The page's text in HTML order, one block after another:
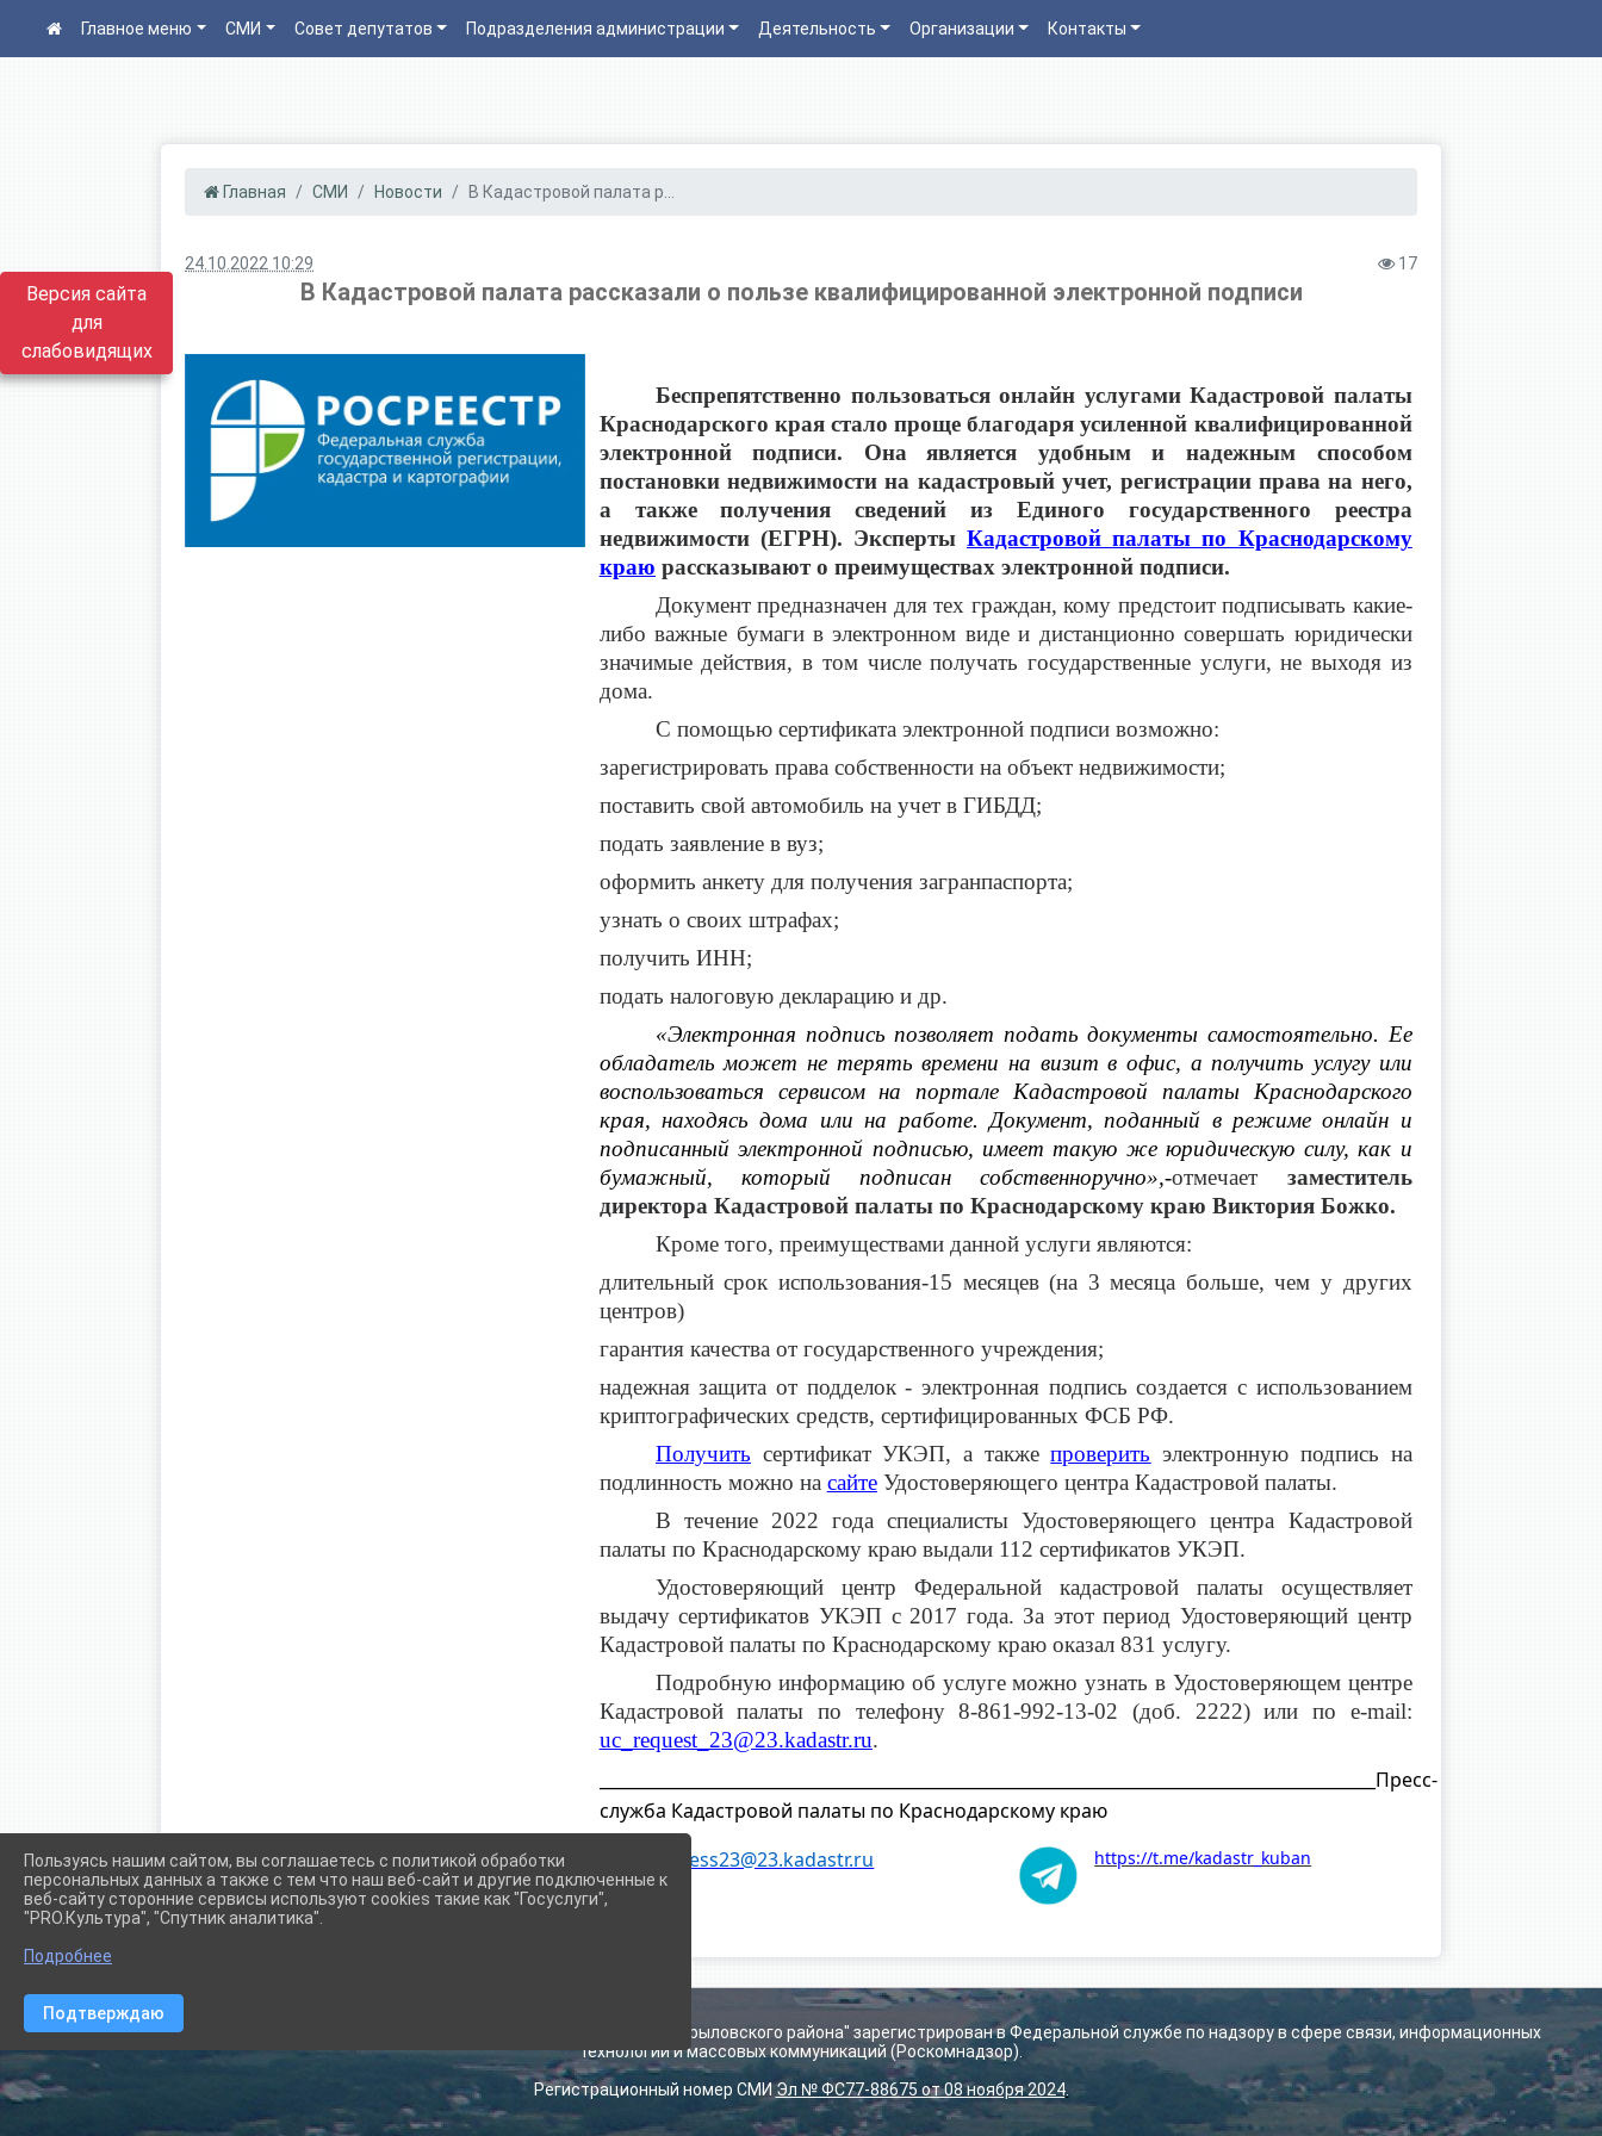
Версия сайта
для
слабовидящих
Главное меню СМИ Совет депутатов Подразделения администрации Деятельность Организации Контакты
Главная СМИ Новости В Кадастровой палата р...
24.10.2022 10:29 17
В Кадастровой палата рассказали о пользе квалифицированной электронной подписи
Беспрепятственно пользоваться онлайн услугами Кадастровой палаты
Краснодарского края стало проще благодаря усиленной квалифицированной
электронной подписи. Она
является удобным и надежным способом
постановки недвижимости на кадастровый учет, регистрации права на него,
а также получения сведений из Единого государственного реестра
недвижимости (ЕГРН). ЭкспертыКадастровой палаты по Краснодарскому
краю рассказывают о преимуществах электронной подписи.
Документ предназначен для тех граждан, кому предстоит подписывать какие-
либо важные бумаги в электронном виде и дистанционно совершать юридически
значимые действия, в том числе получать государственные услуги, не выходя из
дома.
С помощью сертификата электронной подписи возможно:
зарегистрировать права собственности на объект недвижимости;
поставить свой автомобиль на учет в ГИБДД;
подать заявление в вуз;
оформить анкету для получения загранпаспорта;
узнать о своих штрафах;
получить ИНН;
подать налоговую декларацию и др.
«Электронная подпись позволяет подать документы самостоятельно. Ее
обладатель может не терять времени на визит в офис, а получить услугу или
воспользоваться сервисом на портале Кадастровой палаты Краснодарского
края, находясь дома или на работе. Документ, поданный в режиме онлайн и
подписанный электронной подписью, имеет такую же юридическую силу, как и
бумажный, который подписан собственноручно»,-отмечает заместитель
директора Кадастровой палаты по Краснодарскому краю Виктория Божко.
Кроме того, преимуществами данной услуги являются:
длительный срок использования-15 месяцев (на 3 месяца больше, чем у других
центров)
гарантия качества от государственного учреждения;
надежная защита от подделок - электронная подпись создается с использованием
криптографических средств, сертифицированных ФСБ РФ.
Получить сертификат УКЭП, а такжепроверить электронную подпись на
подлинность можно на сайтеУдостоверяющего центра Кадастровой палаты.
В течение 2022 года специалисты Удостоверяющего центра Кадастровой
палаты по Краснодарскому краю выдали 112 сертификатов УКЭП.
Удостоверяющий центр Федеральной кадастровой палаты осуществляет
выдачу сертификатов УКЭП с 2017 года. За этот период Удостоверяющий центр
Кадастровой палаты по Краснодарскому краю оказал 831 услугу.
Подробную информацию об услуге можно узнать в Удостоверяющем центре
Кадастровой палаты по телефону 8-861-992-13-02 (доб. 2222) или по e-mail:
uc_request_23@23.kadastr.ru.
_____________________________________________________________________________________________Пресс-
служба Кадастровой палаты по Краснодарскому краю
press23@23.kadastr.ru
https://t.me/kadastr_kuban
Сетевое издание (сайт) "Администрации Крыловского сельского поселения Крыловского района" зарегистрирован в Федеральной службе по надзору в сфере связи, информационных
технологий и массовых коммуникаций (Роскомнадзор).
Регистрационный номер СМИЭл № ФС77-88675 от 08 ноября 2024.
Пользуясь нашим сайтом, вы соглашаетесь с политикой обработки
персональных данных а также с тем что наш веб-сайт и другие подключенные к
веб-сайту сторонние сервисы используют cookies такие как "Госуслуги",
"PRO.Культура", "Спутник аналитика".
Подробнее
Подтверждаю